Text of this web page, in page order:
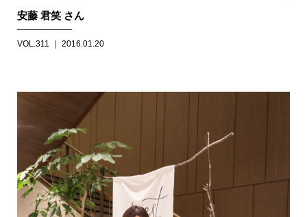
安藤 君笑 さん
VOL.311 ｜ 2016.01.20